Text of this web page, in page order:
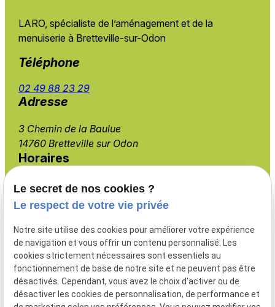
LARO, spécialiste de l’aménagement et de la
menuiserie à Bretteville-sur-Odon
Téléphone
02 49 88 23 29
Adresse
3 Chemin de la Baulue
14760 Bretteville sur Odon
Horaires
Lundi - Vendredi
08:00 - 19:00
Menuiserie extérieure
Aménagement intérieur
Isolation
Le secret de nos cookies ?
Le respect de votre vie privée
Notre site utilise des cookies pour améliorer votre expérience
de navigation et vous offrir un contenu personnalisé. Les
cookies strictement nécessaires sont essentiels au
fonctionnement de base de notre site et ne peuvent pas être
désactivés. Cependant, vous avez le choix d'activer ou de
désactiver les cookies de personnalisation, de performance et